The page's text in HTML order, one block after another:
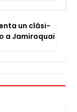
un clá­si­
a Jami­ro­quai